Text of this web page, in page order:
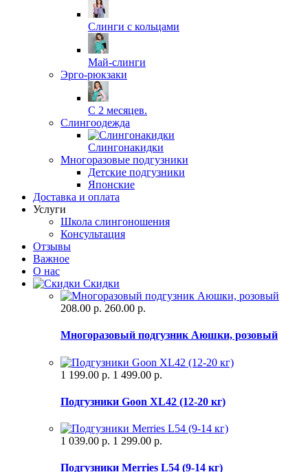
Слинги с кольцами
Май-слинги
Эрго-рюкзаки
С 2 месяцев.
Слингоодежда
Слингонакидки
Многоразовые подгузники
Детские подгузники
Японские
Доставка и оплата
Услуги
Школа слингоношения
Консультация
Отзывы
Важное
О нас
Скидки
208.00 р. 260.00 р.
Многоразовый подгузник Аюшки, розовый
1 199.00 р. 1 499.00 р.
Подгузники Goon XL42 (12-20 кг)
1 039.00 р. 1 299.00 р.
Подгузники Merries L54 (9-14 кг)